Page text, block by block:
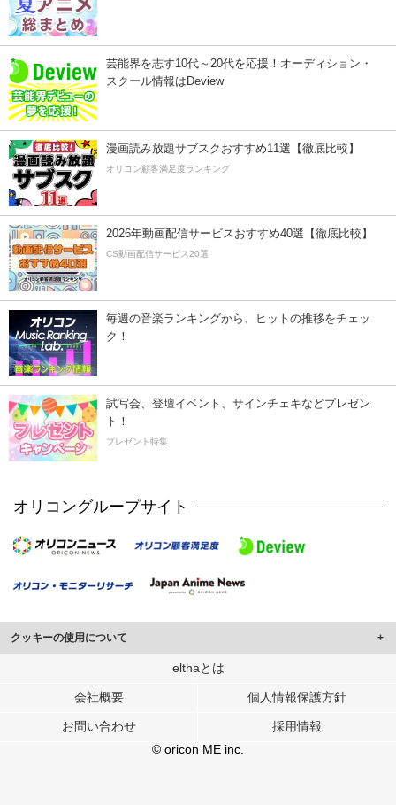
芸能界を志す10代～20代を応援！オーディション・
スクール情報はDeview
漫画読み放題サブスクおすすめ11選【徹底比較】
オリコン顧客満足度ランキング
2026年動画配信サービスおすすめ40選【徹底比較】
CS動画配信サービス20選
毎週の音楽ランキングから、ヒットの推移をチェッ
ク！
試写会、登壇イベント、サインチェキなどプレゼン
ト！
プレゼント特集
オリコングループサイト
クッキーの使用について
このサイトでは Cookie を使用して、ユーザーに合わせたコンテンツや広告の
行っています。
メディアや広告配信、データ解析の各パートナーに提供しています。
各パートナーは、この情報とユーザーが各パートナーに提供した他の情報や、
ユーザーが各パートナーのサービスを使用したときに収集した他の情報を組み
elthaとは
会社概要 個人情報保護方針
お問い合わせ
採用情報
© oricon ME inc.